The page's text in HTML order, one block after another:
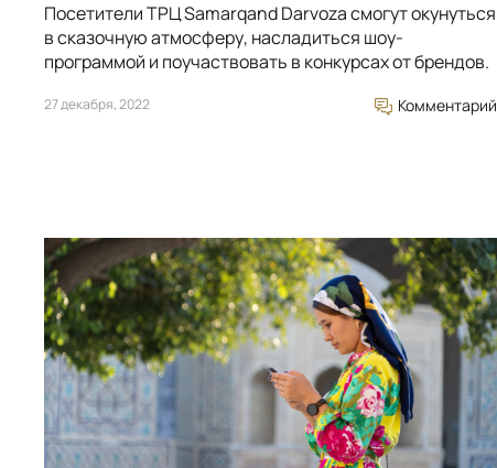
Посетители ТРЦ Samarqand Darvoza смогут окунуться
в сказочную атмосферу, насладиться шоу-
программой и поучаствовать в конкурсах от брендов.
27 декабря, 2022 Комментарий